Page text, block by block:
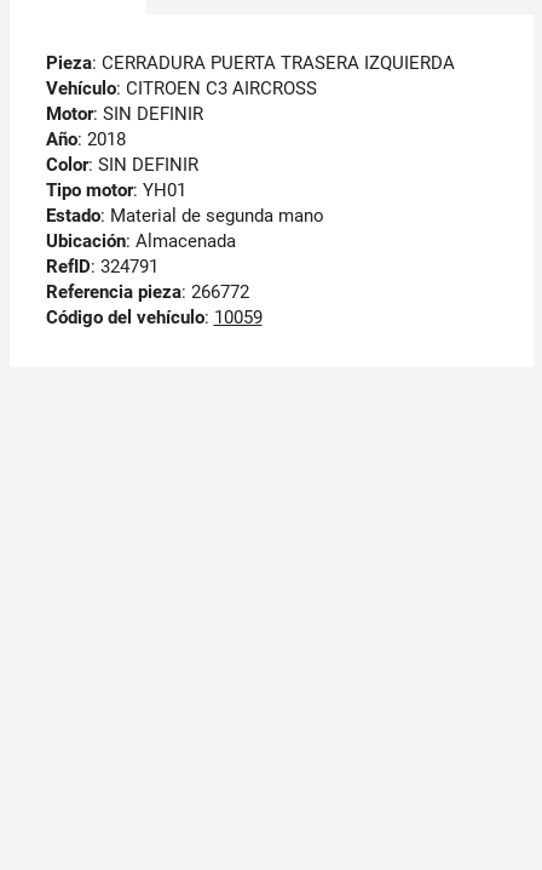
Pieza: CERRADURA PUERTA TRASERA IZQUIERDA
Vehículo: CITROEN C3 AIRCROSS
Motor: SIN DEFINIR
Año: 2018
Color: SIN DEFINIR
Tipo motor: YH01
Estado: Material de segunda mano
Ubicación: Almacenada
RefID: 324791
Referencia pieza: 266772
Código del vehículo: 10059